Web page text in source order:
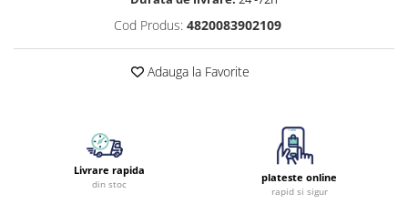
Cod Produs: 4820083902109
Adauga la Favorite
Livrare rapida
din stoc
plateste online
rapid si sigur